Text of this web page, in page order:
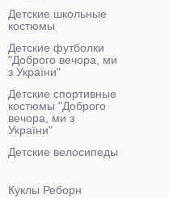
Детские школьные
костюмы
Детские футболки
"Доброго вечора, ми
з України"
Детские спортивные
костюмы "Доброго
вечора, ми з
України"
Детские велосипеды
Куклы Реборн